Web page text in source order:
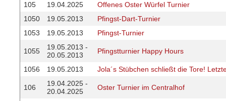
105
19.04.2025
Offenes Oster Würfel Turnier
1050
19.05.2013
Pfingst-Dart-Turnier
1053
19.05.2013 Pfingst-Turnier
1055
19.05.2013 -
20.05.2013
Pfingstturnier Happy Hours
1056 19.05.2013 Jola´s Stübchen schließt die Tore!
106
19.04.2025 -
20.04.2025
Oster Turnier im Centralhof